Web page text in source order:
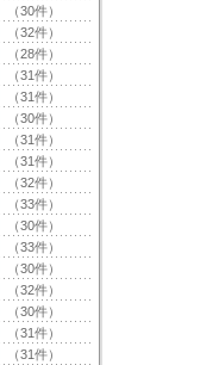
（30件）
（32件）
（28件）
（31件）
（31件）
（30件）
（31件）
（31件）
（32件）
（33件）
（30件）
（33件）
（30件）
（32件）
（30件）
（31件）
（31件）